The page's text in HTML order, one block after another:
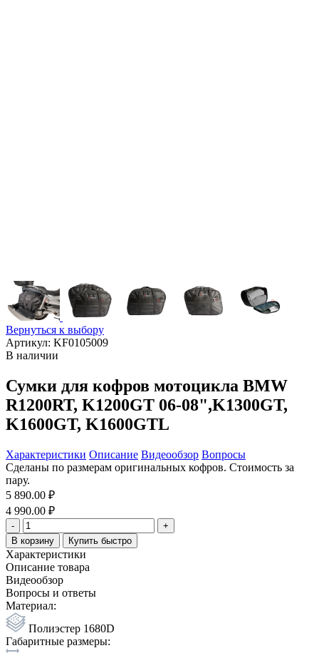
Вернуться к выбору
Артикул: KF0105009
В наличии
Сумки для кофров мотоцикла BMW
R1200RT, K1200GT 06-08",K1300GT,
K1600GT, K1600GTL
Характеристики Описание Видеообзор Вопросы
Сделаны по размерам оригинальных кофров. Стоимость за
пару.
5 890.00 ₽
4 990.00 ₽
-
+
В корзину
Купить быстро
Характеристики
Описание товара
Видеообзор
Вопросы и ответы
Материал:
Полиэстер 1680D
Габаритные размеры: